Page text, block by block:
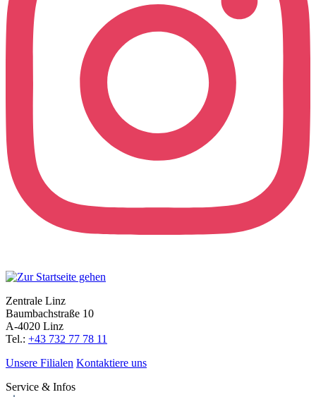
Zentrale Linz
Baumbachstraße 10
A-4020 Linz
Tel.: +43 732 77 78 11
Unsere Filialen Kontaktiere uns
Service & Infos